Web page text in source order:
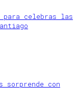
para celebras las
sorprende con